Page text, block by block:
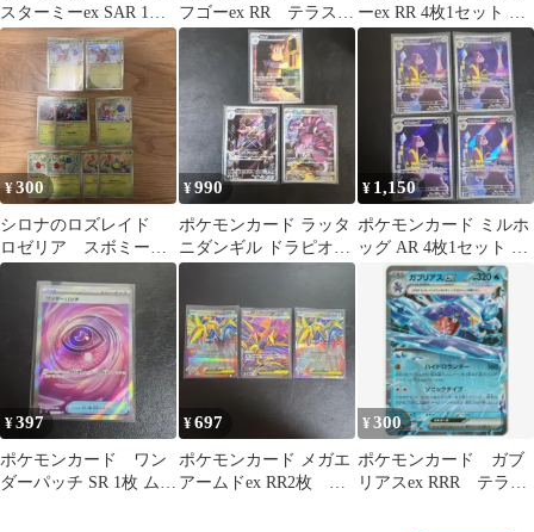
スターミーex SAR 1枚
ムニキスゼロ
フゴーex RR テラスタ
ルフェスex
ーex RR 4枚1セット ニ
ンジャスピナー
¥300
シロナのロズレイド
ロゼリア スボミー
M2s sv9a 005/063 R
¥990
ポケモンカード ラッタ
ニダンギル ドラピオン
AR 3枚1セット ムニ
¥ 1,150
ポケモンカード ミルホ
ッグ AR 4枚1セット ニ
ンジャスピナー
¥397
ポケモンカード ワン
ダーパッチ SR 1枚 ムニ
¥697
ポケモンカード メガエ
アームドex RR2枚
¥300
ポケモンカード ガブ
リアスex RRR テラス